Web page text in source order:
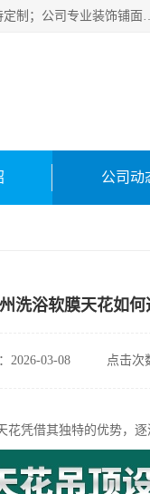
佛山朗鑫装饰工程有限公司主营软膜天花，软膜天花灯箱，卡布灯箱，张拉膜等产品，价格实惠，支持定
公司动
洗浴软膜天花如何
2026-03-08 点击次
凭借其独特的优势，逐